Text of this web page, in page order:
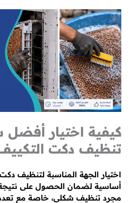
كيفية اختيار
تنظيف دكت
اختيار الجهة المناسبة لتنظيف
أساسية لضمان الحصول على
مجرد تنظيف شكلي، خاصة مع